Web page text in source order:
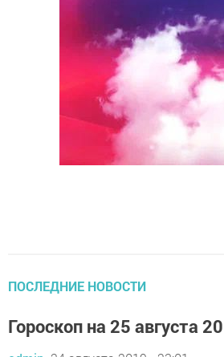
ПОСЛЕДНИЕ НОВОСТИ
Гороскоп на 25 августа